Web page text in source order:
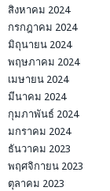
สิงหาคม 2024
กรกฎาคม 2024
มิถุนายน 2024
พฤษภาคม 2024
เมษายน 2024
มีนาคม 2024
กุมภาพันธ์ 2024
มกราคม 2024
ธันวาคม 2023
พฤศจิกายน 2023
ตุลาคม 2023